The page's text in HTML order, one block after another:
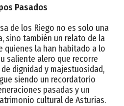
Pasados
de los Riego no es solo una
sino también un relato de la
quienes la han habitado a lo
saliente alero que recorre
dignidad y majestuosidad,
siendo un recordatorio
pasadas y un
cultural de Asturias.